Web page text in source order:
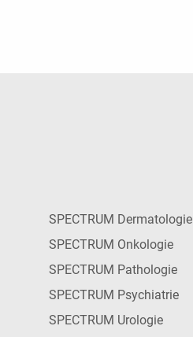
SPECTRUM Dermatologie
SPECTRUM Onkologie
SPECTRUM Pathologie
SPECTRUM Psychiatrie
SPECTRUM Urologie